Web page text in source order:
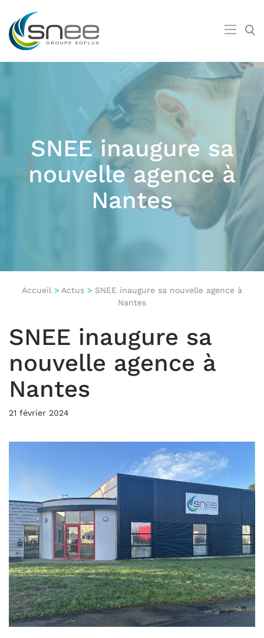
SNEE inaugure sa
nouvelle agence à
Nantes
Accueil > Actus > SNEE inaugure sa nouvelle agence à
Nantes
SNEE inaugure sa
nouvelle agence à
Nantes
21 février 2024